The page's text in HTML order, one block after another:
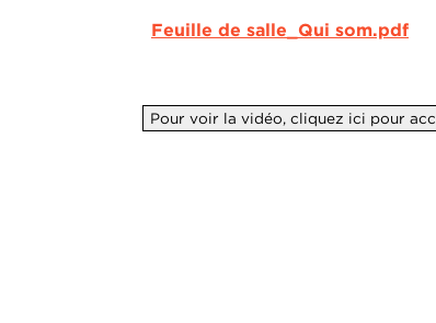
DOCUMENT
Feuille de salle_Qui som.pdf
Pour voir la vidéo, cliquez ici pour